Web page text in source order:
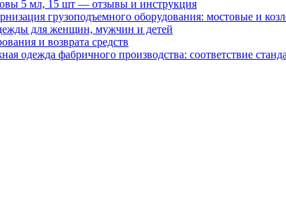
5 мл, 15 шт — отзывы и инструкция
грузоподъемного оборудования: мостовые и
для женщин, мужчин и детей
и возврата средств
одежда фабричного производства: соответствие